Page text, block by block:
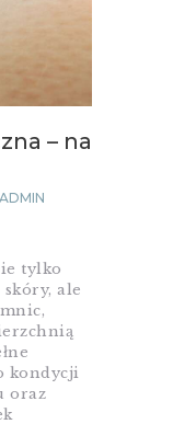
– na
ADMIN
tylko
ale
kondycji
oraz